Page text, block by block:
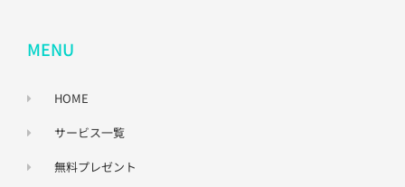
MENU
HOME
サービス一覧
無料プレゼント